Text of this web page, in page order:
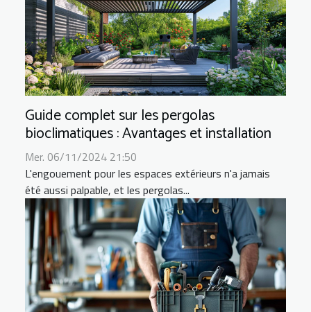
Guide complet sur les pergolas
bioclimatiques : Avantages et installation
Mer. 06/11/2024 21:50
L'engouement pour les espaces extérieurs n'a jamais
été aussi palpable, et les pergolas...